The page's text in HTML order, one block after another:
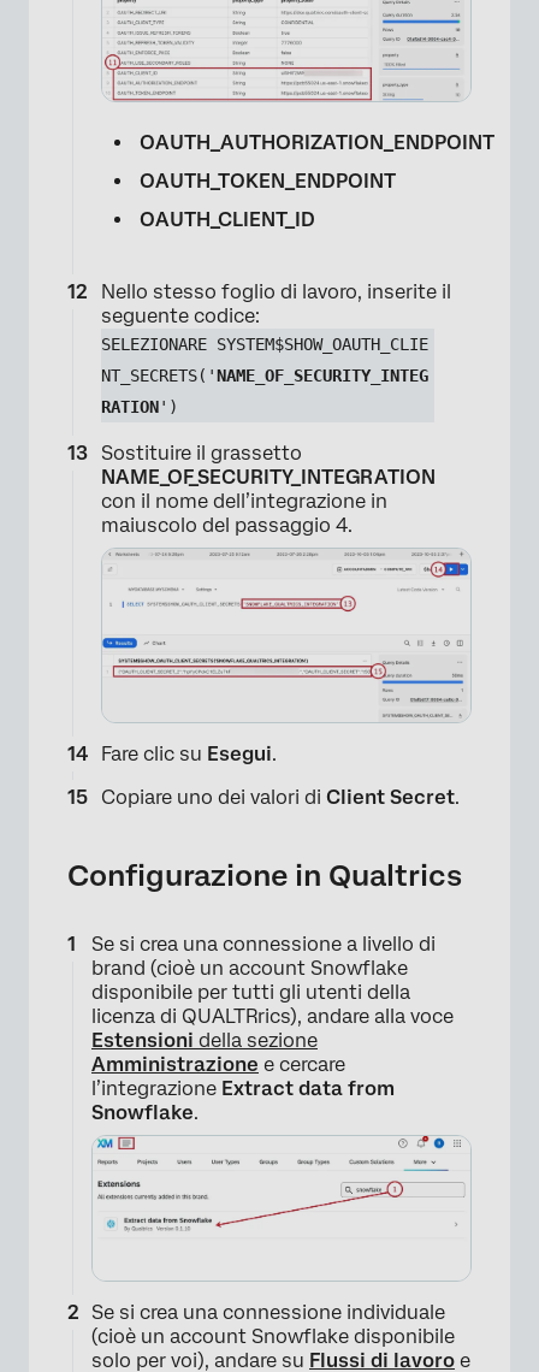
×
×
OAUTH_AUTHORIZATION_ENDPOINT
OAUTH_TOKEN_ENDPOINT
OAUTH_CLIENT_ID
Nello stesso foglio di lavoro, inserite il
seguente codice:
SELEZIONARE SYSTEM$SHOW_OAUTH_CLIE
NT_SECRETS('NAME_OF_SECURITY_INTEG
RATION')
Sostituire il grassetto
NAME_OF_SECURITY_INTEGRATION
con il nome dell’integrazione in
maiuscolo del passaggio 4.
Fare clic su Esegui.
Copiare uno dei valori di Client Secret.
Configurazione in Qualtrics
Se si crea una connessione a livello di
brand (cioè un account Snowflake
disponibile per tutti gli utenti della
licenza di QUALTRrics), andare alla voce
Estensioni della sezione
Amministrazione e cercare
l’integrazione Extract data from
Snowflake.
Se si crea una connessione individuale
(cioè un account Snowflake disponibile
solo per voi), andare su Flussi di lavoro e